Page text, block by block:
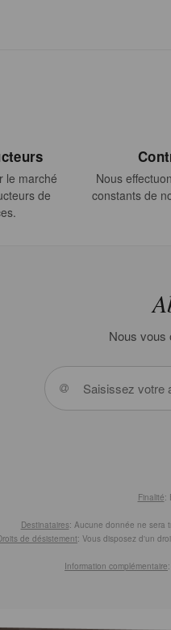
le marché
de
Nous
constants de
Nous vous
Finalité:
Destinataires: Aucune donnée ne sera
de désistement: Vous disposez d'un
Information complémentaire